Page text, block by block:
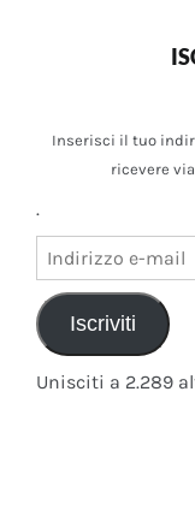
Inserisci il tuo
ricevere
.
mail
Iscriviti
Unisciti a 2.289